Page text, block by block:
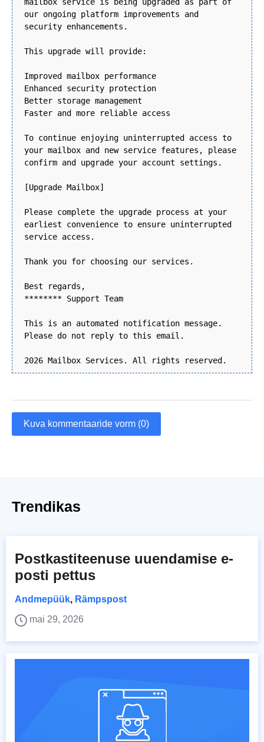
mailbox service is being upgraded as part of
our ongoing platform improvements and
security enhancements.
This upgrade will provide:
Improved mailbox performance
Enhanced security protection
Better storage management
Faster and more reliable access
To continue enjoying uninterrupted access to
your mailbox and new service features, please
confirm and upgrade your account settings.
[Upgrade Mailbox]
Please complete the upgrade process at your
earliest convenience to ensure uninterrupted
service access.
Thank you for choosing our services.
Best regards,
******** Support Team
This is an automated notification message.
Please do not reply to this email.
2026 Mailbox Services. All rights reserved.
Kuva kommentaaride vorm (0)
Trendikas
Postkastiteenuse uuendamise e-
posti pettus
Andmepüük, Rämpspost
mai 29, 2026